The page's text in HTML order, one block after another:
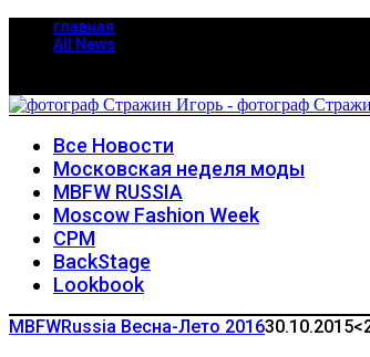
главная
All News
Все Новости
Московская неделя моды
MBFW RUSSIA
Moscow Fashion Week
CPM
BackStage
Lookbook
MBFWRussia Весна-Лето 201630.10.2015